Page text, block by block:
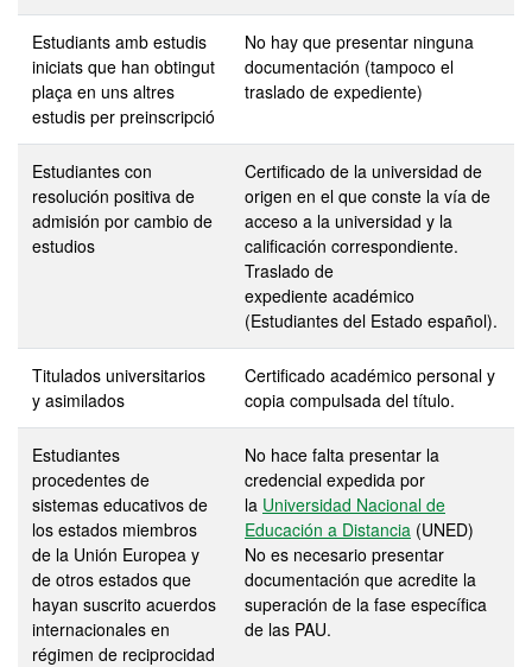
Estudiants amb estudis
iniciats que han obtingut
plaça en uns altres
estudis per preinscripció
No hay que presentar ninguna
documentación (tampoco el
traslado de expediente)
Estudiantes con
resolución positiva de
admisión por cambio de
estudios
Certificado de la universidad de
origen en el que conste la vía de
acceso a la universidad y la
calificación correspondiente.
Traslado de
expediente académico
(Estudiantes del Estado español).
Titulados universitarios
y asimilados
Certificado académico personal y
copia compulsada del título.
Estudiantes
procedentes de
sistemas educativos de
los estados miembros
de la Unión Europea y
de otros estados que
hayan suscrito acuerdos
internacionales en
régimen de reciprocidad
No hace falta presentar la
credencial expedida por
la Universidad Nacional de
Educación a Distancia (UNED)
No es necesario presentar
documentación que acredite la
superación de la fase específica
de las PAU.